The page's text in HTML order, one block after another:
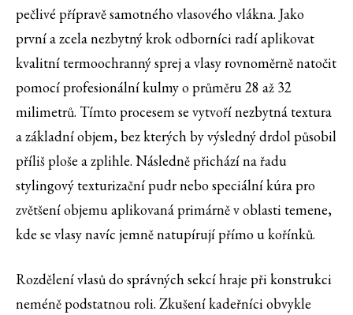
pečlivé přípravě samotného vlasového vlákna. Jako
první a zcela nezbytný krok odborníci radí aplikovat
kvalitní termoochranný sprej a vlasy rovnoměrně natočit
pomocí profesionální kulmy o průměru 28 až 32
milimetrů. Tímto procesem se vytvoří nezbytná textura
a základní objem, bez kterých by výsledný drdol působil
příliš ploše a zplihle. Následně přichází na řadu
stylingový texturizační pudr nebo speciální kúra pro
zvětšení objemu aplikovaná primárně v oblasti temene,
kde se vlasy navíc jemně natupírují přímo u kořínků.
Rozdělení vlasů do správných sekcí hraje při konstrukci
neméně podstatnou roli. Zkušení kadeřníci obvykle